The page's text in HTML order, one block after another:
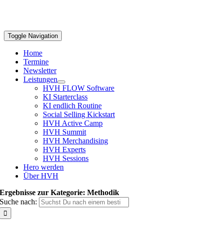
Toggle Navigation
Home
Termine
Newsletter
Leistungen
HVH FLOW Software
KI Starterclass
KI endlich Routine
Social Selling Kickstart
HVH Active Camp
HVH Summit
HVH Merchandising
HVH Experts
HVH Sessions
Hero werden
Über HVH
Ergebnisse zur Kategorie: Methodik
Suche nach: